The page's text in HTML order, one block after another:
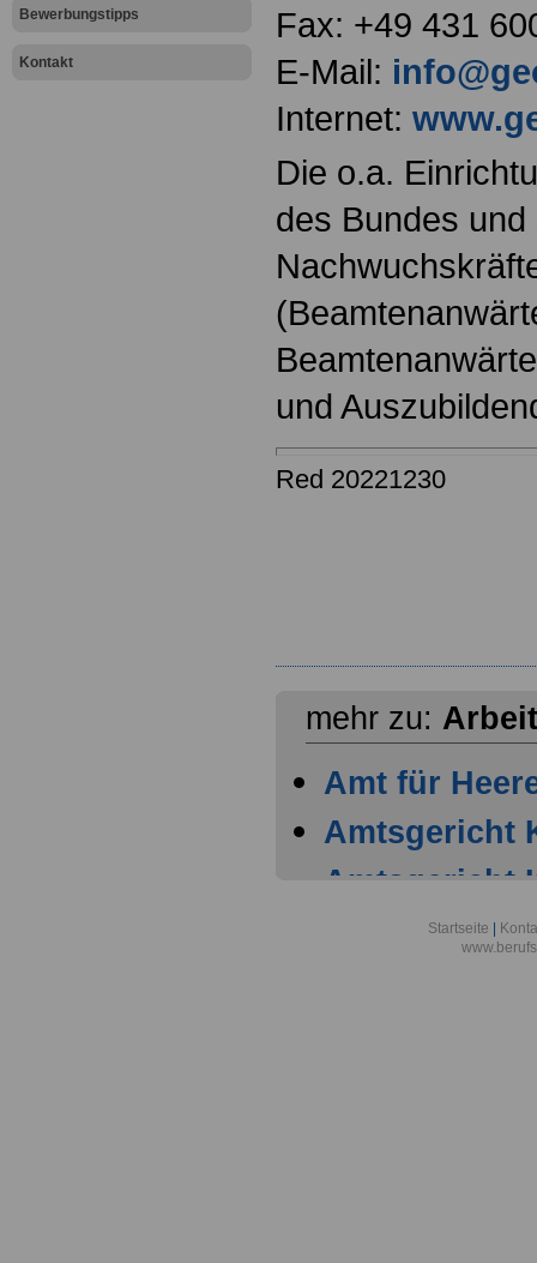
Bewerbungstipps
Kontakt
Fax: +49 431
E-Mail:
Internet:
Die o.a.
des Bundes und
und
Red 20221230
mehr zu:
Amt für
Amtsgericht
Amtsgericht
Amtsgericht
Startseite